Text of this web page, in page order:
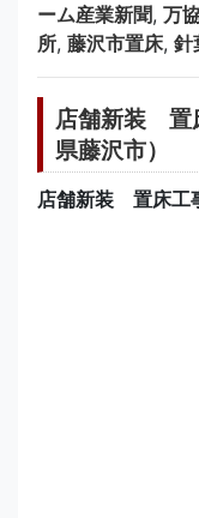
ーム産業新聞, 万
所, 藤沢市置床, 針
店舗新装 置
県藤沢市）
店舗新装 置床工